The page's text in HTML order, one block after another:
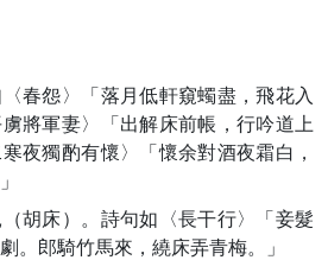
春怨〉「落月低軒窺蠋盡，飛花入
將軍妻〉「出解床前帳，行吟道上
夜獨酌有懷〉「懷余對酒夜霜白，
胡床）。詩句如〈長干行〉「妾髮
。郎騎竹馬來，繞床弄青梅。」